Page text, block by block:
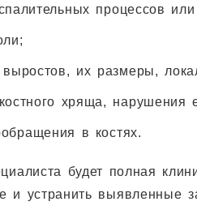
процессов
выростов, их размеры,
хряща, нарушения
в костях.
будет полная
и устранить выявленные